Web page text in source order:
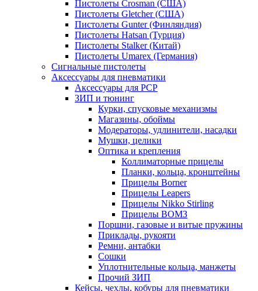
Пистолеты Crosman (США)
Пистолеты Gletcher (США)
Пистолеты Gunter (Финляндия)
Пистолеты Hatsan (Турция)
Пистолеты Stalker (Китай)
Пистолеты Umarex (Германия)
Сигнальные пистолеты
Аксессуары для пневматики
Аксессуары для PCP
ЗИП и тюнинг
Курки, спусковые механизмы
Магазины, обоймы
Модераторы, удлинители, насадки
Мушки, целики
Оптика и крепления
Коллиматорные прицелы
Планки, кольца, кронштейны
Прицелы Borner
Прицелы Leapers
Прицелы Nikko Stirling
Прицелы ВОМЗ
Поршни, газовые и витые пружины
Приклады, рукояти
Ремни, антабки
Сошки
Уплотнительные кольца, манжеты
Прочий ЗИП
Кейсы, чехлы, кобуры для пневматики